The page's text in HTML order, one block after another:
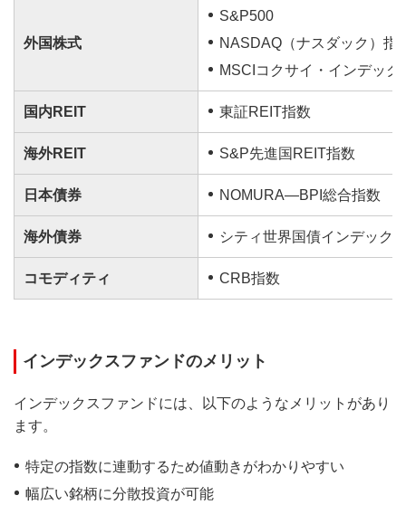
外国株式
S&P500
NASDAQ（ナスダック）指
MSCIコクサイ・インデック
国内REIT 東証REIT指数
海外REIT S&P先進国REIT指数
日本債券 NOMURA―BPI総合指数
海外債券 シティ世界国債インデック
コモディティ CRB指数
インデックスファンドのメリット
インデックスファンドには、以下のようなメリットがあり
ます。
特定の指数に連動するため値動きがわかりやすい
幅広い銘柄に分散投資が可能